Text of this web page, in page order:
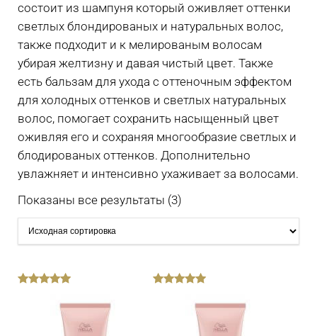
состоит из шампуня который оживляет оттенки
светлых блондированых и натуральных волос,
также подходит и к мелированым волосам
убирая желтизну и давая чистый цвет. Также
есть бальзам для ухода с оттеночным эффектом
для холодных оттенков и светлых натуральных
волос, помогает сохранить насыщенный цвет
оживляя его и сохраняя многообразие светлых и
блодированых оттенков. Дополнительно
увлажняет и интенсивно ухаживает за волосами.
Показаны все результаты (3)